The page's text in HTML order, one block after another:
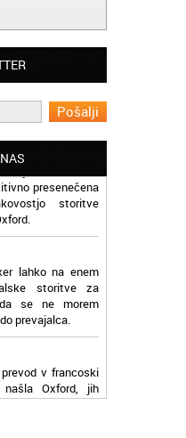
v Akademiji
profesionalni in
hitro in
iz
jezik in lahko
presenečena
storitve
lahko na enem
storitve za
se ne morem
prevajalca.
Oxford, jih
ur sem po
prevod. Resnično